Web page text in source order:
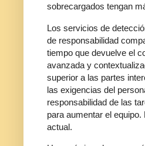
sobrecargados tengan
Los servicios de
de responsabilidad
tiempo que devuelve el
avanzada y
superior a las partes
las exigencias del
responsabilidad de las
para aumentar el
actual.